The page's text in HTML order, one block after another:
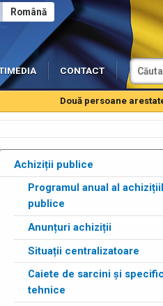
Română
CONTACT
Două persoane arestate
Achiziții publice
Programul anual al
publice
Anunțuri achiziții
Situații centralizatoare
Caiete de sarcini și
tehnice